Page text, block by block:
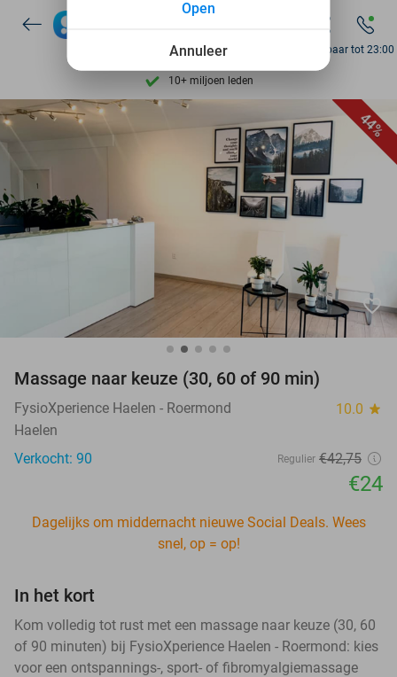
Ontdek 15.000+ deals
10+ miljoen leden
205.983 reviews
Ontdek 15.000+ deals
7 dagen per week beschikbaar
10+ miljoen leden
Bereikbaar tot 23:00
44%
favorite_border
Massage naar keuze (30, 60 of 90 min)
FysioXperience Haelen - Roermond 10.0 star
Haelen
Verkocht: 90
Regulier €42,75
€24
Dagelijks om middernacht nieuwe Social Deals. Wees
snel, op = op!
In het kort
Kom volledig tot rust met een massage naar keuze (30, 60
of 90 minuten) bij FysioXperience Haelen - Roermond: kies
voor een ontspannings-, sport- of fibromyalgiemassage
Annuleer
Open